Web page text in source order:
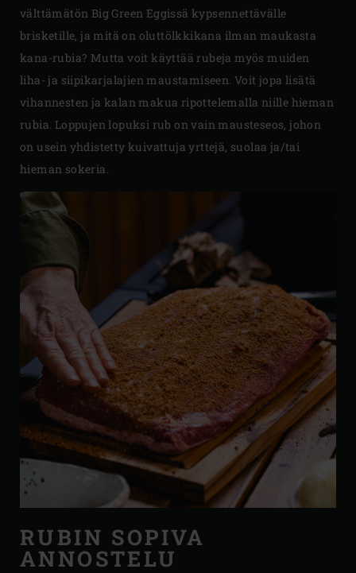
välttämätön Big Green Eggissä kypsennettävälle
brisketille, ja mitä on oluttölkkikana ilman maukasta
kana-rubia? Mutta voit käyttää rubeja myös muiden
liha- ja siipikarjalajien maustamiseen. Voit jopa lisätä
vihannesten ja kalan makua ripottelemalla niille hieman
rubia. Loppujen lopuksi rub on vain mausteseos, johon
on usein yhdistetty kuivattuja yrttejä, suolaa ja/tai
hieman sokeria.
RUBIN SOPIVA
ANNOSTELU